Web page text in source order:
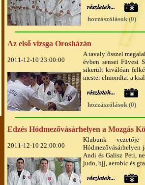
hozzászólások (0)
Az első vizsga Orosházán
2011-12-10 23:00:00
A tavaly ősszel
évben sensei Füvesi
sikerült kiválóan
mester elmondta: a
hozzászólások (0)
Edzés Hódmezővásárhelyen a Mozgás
2011-12-10 22:00:00
Klubunk vezetője
Hódmezővásárhelyen
Andi és Galisz Peti,
judo, bjj, aerobic és